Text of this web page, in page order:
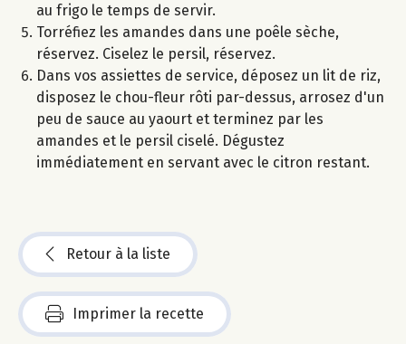
au frigo le temps de servir.
Torréfiez les amandes dans une poêle sèche,
réservez. Ciselez le persil, réservez.
Dans vos assiettes de service, déposez un lit de riz,
disposez le chou-fleur rôti par-dessus, arrosez d'un
peu de sauce au yaourt et terminez par les
amandes et le persil ciselé. Dégustez
immédiatement en servant avec le citron restant.
Retour à la liste
Imprimer la recette